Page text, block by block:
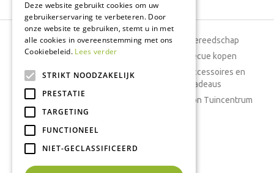
Tuincentrum
Dierenwinkel
Tuinplanten
Tuingereedschap
Barbecue kopen
Woonaccessoires en
cadeaus
Cadeaubon Tuincentrum
Kamerplanten
Moestuin
Boeketten
Vijver
Deze website gebruikt cookies om uw
gebruikerservaring te verbeteren. Door
onze website te gebruiken, stemt u in met
alle cookies in overeenstemming met ons
Cookiebeleid. Lees verder
STRIKT NOODZAKELIJK
PRESTATIE
TARGETING
FUNCTIONEEL
NIET-GECLASSIFICEERD